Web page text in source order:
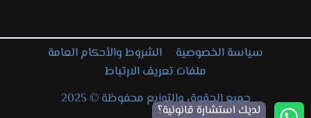
سياسة الخصوصية
الشروط والأحكام العامة
ملفات تعريف الارتباط
جميع الحقوق والتوزيع محفوظة © 2025
لديك استشارة قانونية؟